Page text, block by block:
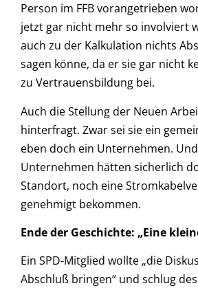
Person im FFB vorangetrieben
jetzt gar nicht mehr so involviert
auch zu der Kalkulation nichts
sagen könne, da er sie gar nicht
zu Vertrauensbildung bei.
Auch die Stellung der Neuen
hinterfragt. Zwar sei sie ein
eben doch ein Unternehmen.
Unternehmen hätten sicherlich
Standort, noch eine
genehmigt bekommen.
Ende der Geschichte: „Eine
Ein SPD-Mitglied wollte „die
Abschluß bringen“ und schlug